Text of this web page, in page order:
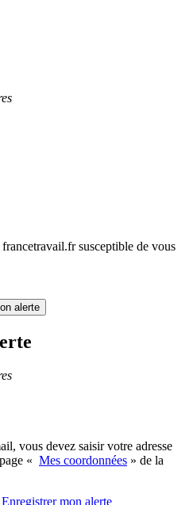
susceptible de vous
alerte
vous devez saisir votre adresse
« Mes coordonnées » de la
Enregistrermon alerte